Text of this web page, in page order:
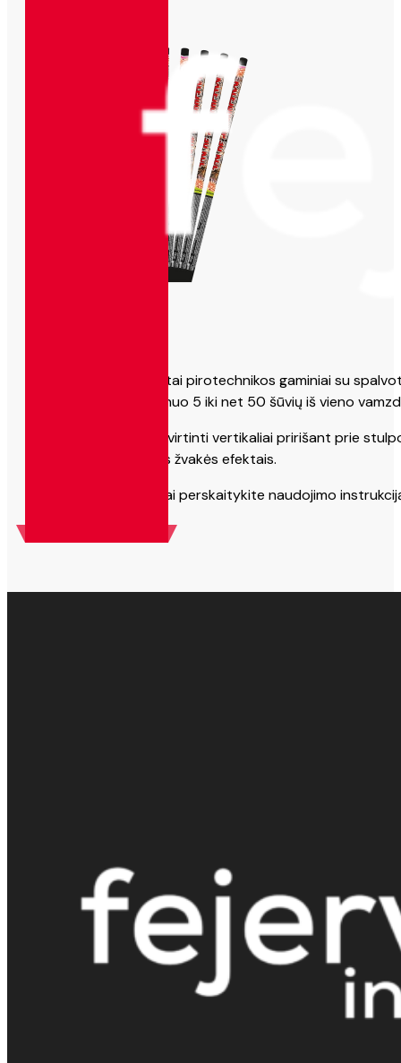
Romėniškos žvakės – tai pirotechnikos gaminiai su
šūvių skaičių gali būti nuo 5 iki net 50 šūvių iš vieno
Šiuos gaminius reikia tvirtinti vertikaliai pririšant prie
grožėkitės romėniškos žvakės efektais.
Prieš naudojimą būtinai perskaitykite naudojimo